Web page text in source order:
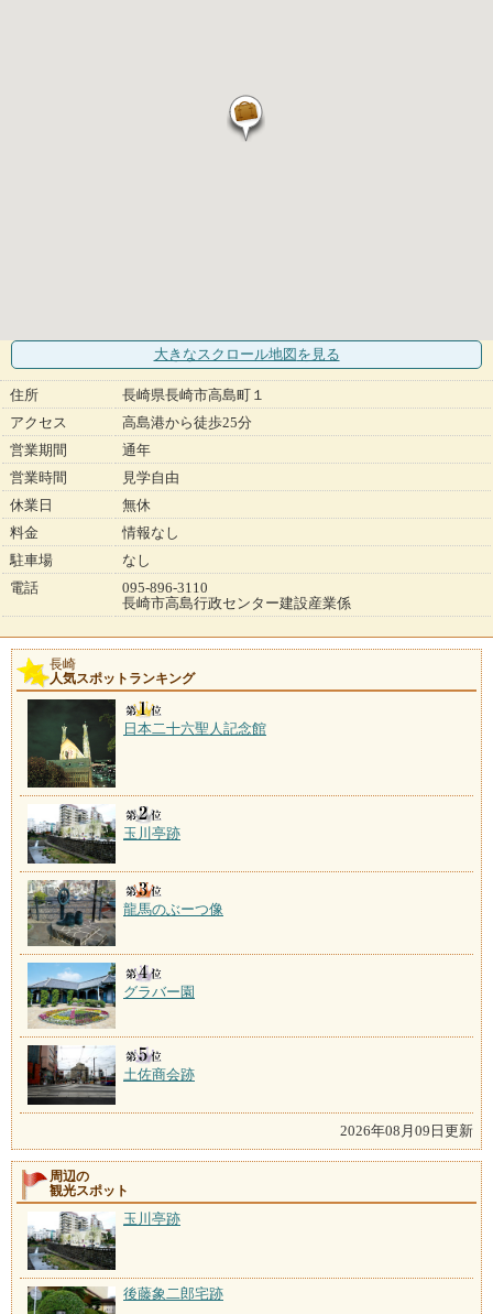
大きなスクロール地図 を見る
住所
長崎県長崎市高島町１
アクセス
高島港から徒歩25分
営業期間
通年
営業時間
見学自由
休業日
無休
料金
情報なし
駐車場
なし
電話
095-896-3110
長崎市高島行政センター建設産業係
長崎
人気スポットランキング
日本二十六聖人記念館
玉川亭跡
龍馬のぶーつ像
グラバー園
土佐商会跡
2026年08月09日更新
周辺の
観光スポット
玉川亭跡
後藤象二郎宅跡